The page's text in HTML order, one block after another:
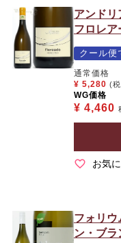
アンド
フロレ
クール便
通常価格
¥ 5,280 (
WG価格
¥ 4,460
お気
フォリ
ン・ブ